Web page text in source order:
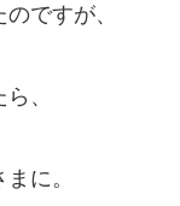
ですが、
、
に。